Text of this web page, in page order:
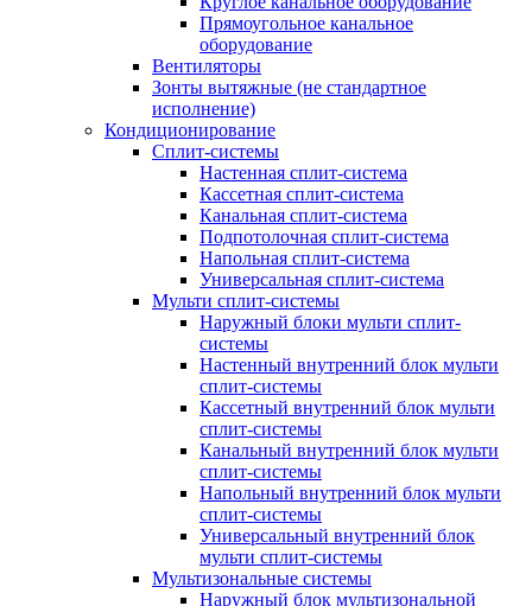
Прямоугольное канальное
оборудование
Вентиляторы
Зонты вытяжные (не стандартное
исполнение)
Кондиционирование
Сплит-системы
Настенная сплит-система
Кассетная сплит-система
Канальная сплит-система
Подпотолочная сплит-система
Напольная сплит-система
Универсальная сплит-система
Мульти сплит-системы
Наружный блоки мульти сплит-
системы
Настенный внутренний блок мульти
сплит-системы
Кассетный внутренний блок мульти
сплит-системы
Канальный внутренний блок мульти
сплит-системы
Напольный внутренний блок мульти
сплит-системы
Универсальный внутренний блок
мульти сплит-системы
Мультизональные системы
Наружный блок мультизональной